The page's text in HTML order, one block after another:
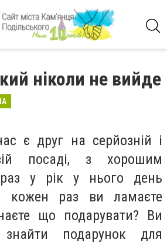
ніколи не вийде
є друг на серйозній і
посаді, з хорошим
у рік у нього день
кожен раз ви ламаєте
що подарувати? Ви
подарунок для